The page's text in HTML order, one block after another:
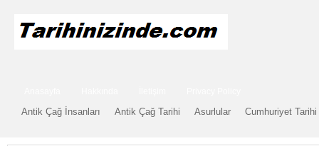
Antik Çağ İnsanları Antik Çağ Tarihi Asurlular Cumhuriyet Tarihi